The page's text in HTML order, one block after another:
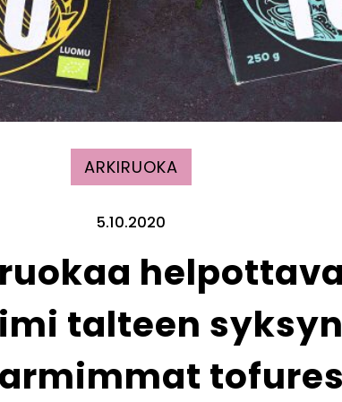
ARKIRUOKA
5.10.2020
talteen syksyn